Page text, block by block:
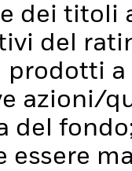
dei titoli
del
I prodotti
azioni/
del
essere